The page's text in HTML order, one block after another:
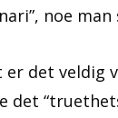
noe
er det veldig
det